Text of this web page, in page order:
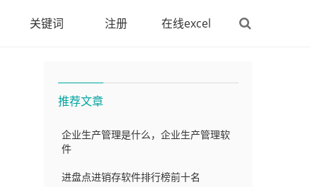
关键词 注册 在线excel
推荐文章
企业生产管理是什么，企业生产管理软
件
进盘点进销存软件排行榜前十名